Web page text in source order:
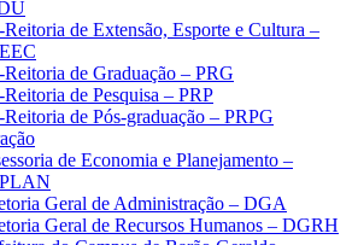
Reitoria de Extensão, Esporte e Cultura –
Reitoria de Graduação – PRG
Reitoria de Pesquisa – PRP
Reitoria de Pós-graduação – PRPG
de Economia e Planejamento –
Geral de Administração – DGA
Geral de Recursos Humanos – DGRH